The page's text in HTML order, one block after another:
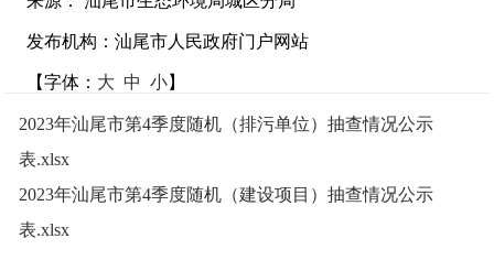
发布机构：汕尾市人民政府门户网站
【字体： 大 中 小】
2023年汕尾市第4季度随机（排污单位）抽查情况公示
表.xlsx
2023年汕尾市第4季度随机（建设项目）抽查情况公示
表.xlsx